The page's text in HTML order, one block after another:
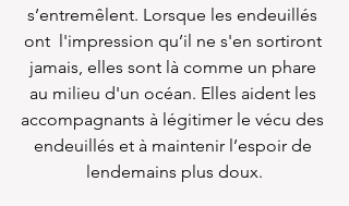
s’entremêlent. Lorsque les endeuillés
ont  l'impression qu’il ne s'en sortiront
jamais, elles sont là comme un phare
au milieu d'un océan. Elles aident les
accompagnants à légitimer le vécu des
endeuillés et à maintenir l’espoir de
lendemains plus doux.